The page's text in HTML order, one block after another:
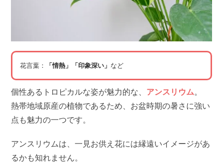
花言葉： 「情熱」「印象深い」 など
個性あるトロピカルな姿が魅力的な、 アンスリウム。
熱帯地域原産の植物であるため、お盆時期の暑さに強い
点も魅力の一つです。
アンスリウムは、一見お供え花には縁遠いイメージがあ
るかも知れません。